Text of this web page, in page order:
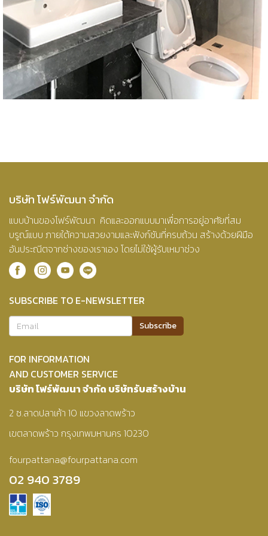
บริษัท โฟร์พัฒนา จำกัด
แบบบ้านของโฟร์พัฒนา คิดและออกแบบมาเพื่อการอยู่อาศัยที่สม
บรูณ์แบบ ภายใต้ความสวยงามและฟังก์ชันที่ครบถ้วน สร้างด้วยฝีมือ
อันประณีตจากช่างของเราเอง โดยไม่ใช้ผู้รับเหมาช่วง
SUBSCRIBE TO E-NEWSLETTER
FOR INFORMATION
AND CUSTOMER SERVICE
บริษัท โฟร์พัฒนา จำกัด บริษัทรับสร้างบ้าน
2 ซ.ลาดปลาเค้า 10 แขวงลาดพร้าว
เขตลาดพร้าว กรุงเทพมหานคร 10230
fourpattana@fourpattana.com
02 940 3789